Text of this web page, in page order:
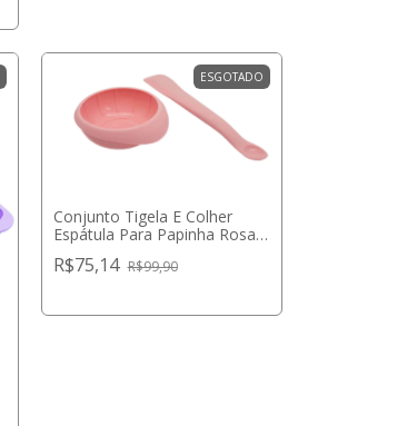
ESGOTADO
Conjunto Tigela E Colher
Espátula Para Papinha Rosa -
R$75,14 R$99,90